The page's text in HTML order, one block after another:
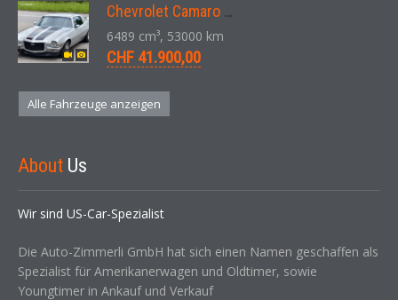
Chevrolet Camaro SS 396 LS3 Coupe Aut. 1971
6489 cm³, 53000 km
CHF 41.900,00
Alle Fahrzeuge anzeigen
About Us
Wir sind US-Car-Spezialist
Die Auto-Zimmerli GmbH hat sich einen Namen geschaffen als
Spezialist für Amerikanerwagen und Oldtimer, sowie
Youngtimer in Ankauf und Verkauf